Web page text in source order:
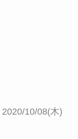
2020/10/08(木)